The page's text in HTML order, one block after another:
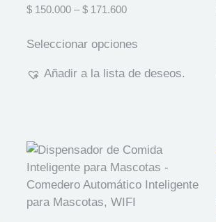
$ 150.000 – $ 171.600
Seleccionar opciones
Añadir a la lista de deseos.